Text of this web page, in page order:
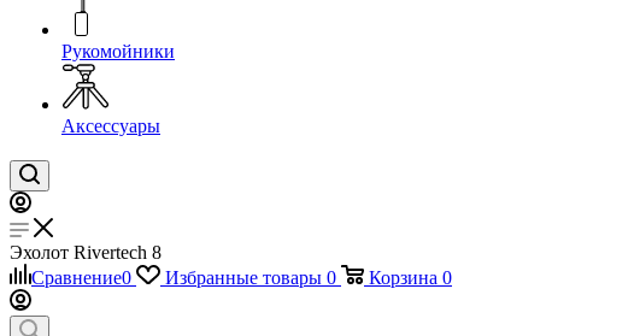
Рукомойники
Аксессуары
Эхолот Rivertech 8
Сравнение0 Избранные товары 0 Корзина 0